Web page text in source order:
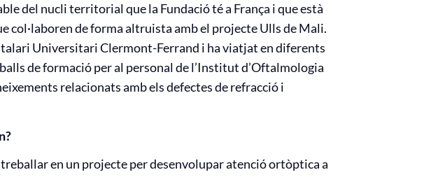
del nucli territorial que la Fundació té a França i que està
col·laboren de forma altruista amb el projecte Ulls de Mali.
Universitari Clermont-Ferrand i ha viatjat en diferents
de formació per al personal de l’Institut d’Oftalmologia
relacionats amb els defectes de refracció i
en un projecte per desenvolupar atenció ortòptica a